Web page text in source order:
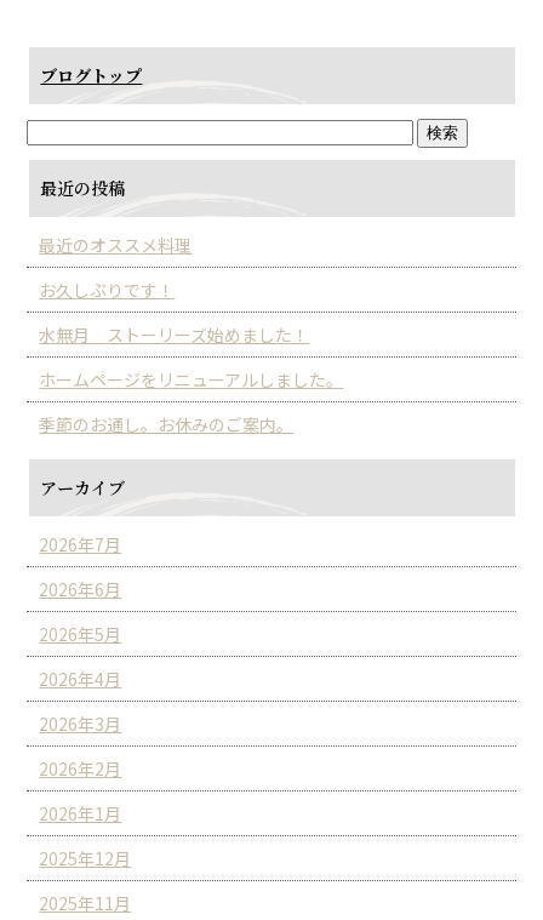
ブログトップ
最近の投稿
最近のオススメ料理
お久しぶりです！
水無月 ストーリーズ始めました！
ホームページをリニューアルしました。
季節のお通し。お休みのご案内。
アーカイブ
2026年7月
2026年6月
2026年5月
2026年4月
2026年3月
2026年2月
2026年1月
2025年12月
2025年11月